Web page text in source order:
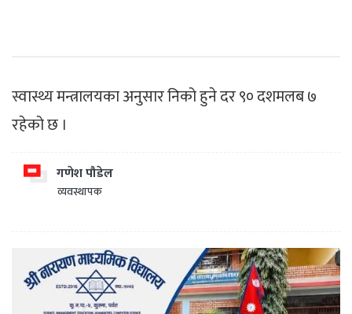
स्वास्थ्य मन्त्रालयका अनुसार निको हुने दर ९० दशमलब ७
रहेको छ ।
गणेश पौडेल
व्यवस्थापक